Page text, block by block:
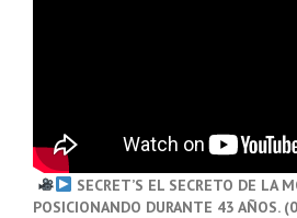
SECRET’S EL SECRETO DE LA
POSICIONANDO DURANTE 43 AÑOS.